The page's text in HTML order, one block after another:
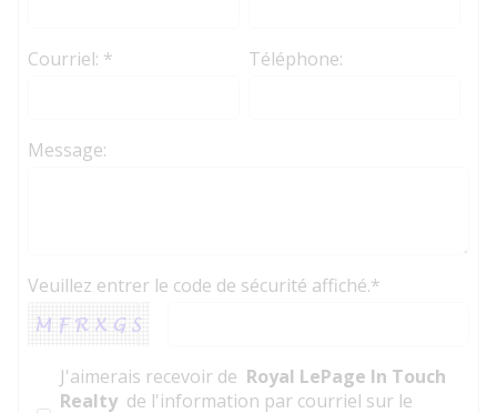
Courriel: * Téléphone:
Message:
Veuillez entrer le code de sécurité affiché.*
J'aimerais recevoir de Royal LePage In Touch
Realty de l'information par courriel sur le